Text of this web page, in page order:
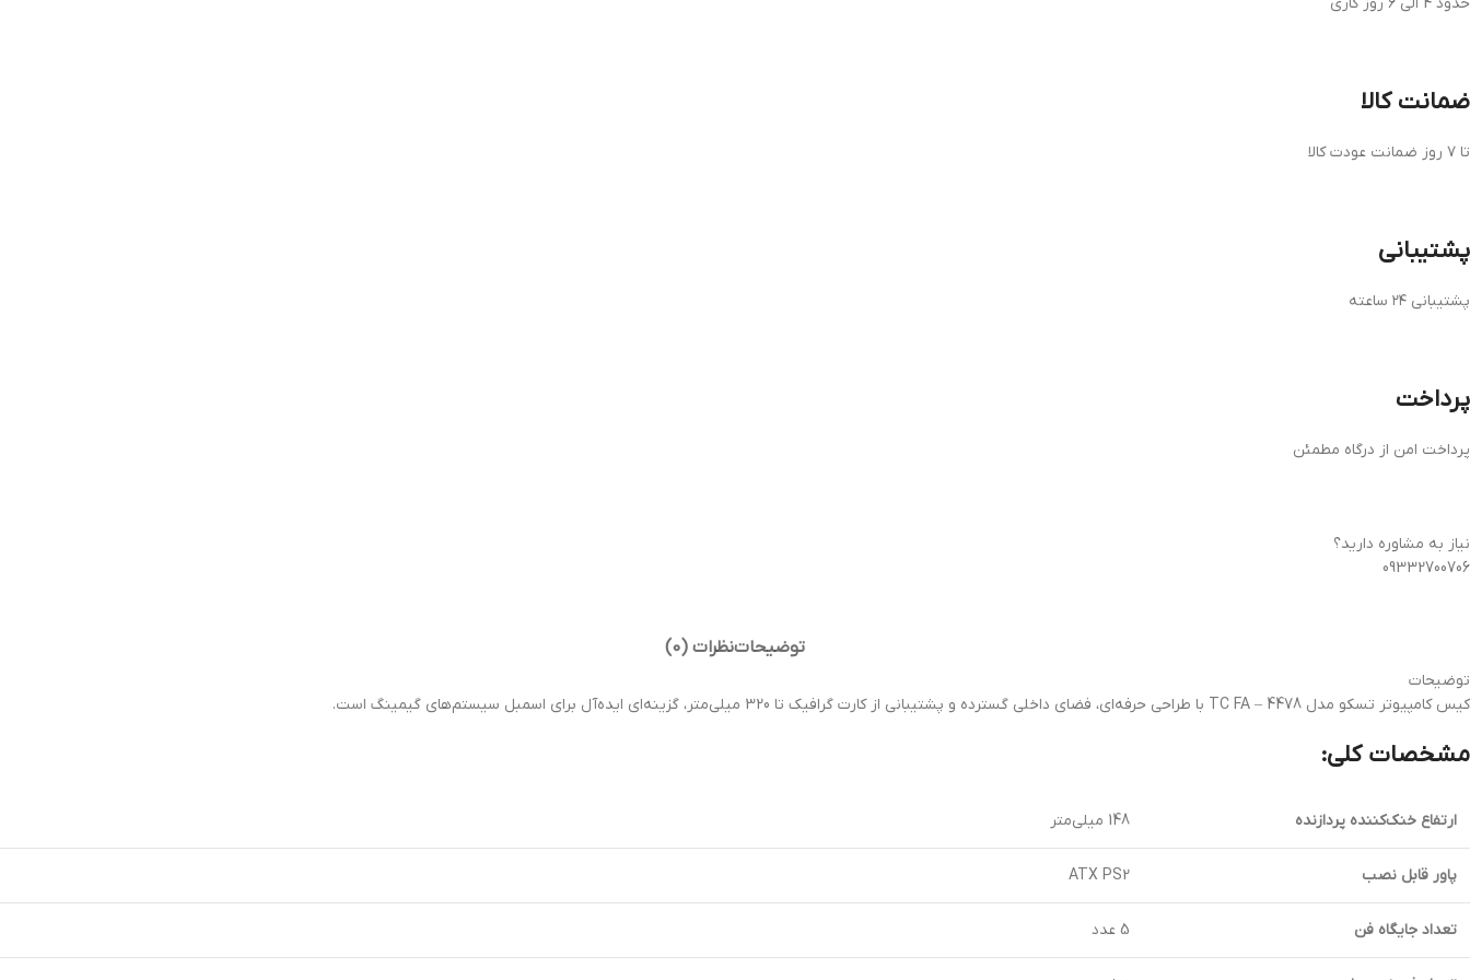
ضمانت کالا
تا ۷ روز ضمانت عودت کالا
پشتیبانی
پشتیبانی ۲۴ ساعته
پرداخت
پرداخت امن از درگاه مطمئن
نیاز به مشاوره دارید؟
09332700706
توضیحاتنظرات (0)
توضیحات
کیس کامپیوتر تسکو مدل TC FA – 4478 با طراحی حرفه‌ای، فضای داخلی گسترده و پشتیبانی از کارت گرافیک تا 320 میلی‌متر، گزینه‌ای ایده‌آل برای اسمبل سیستم‌های گیمینگ است.
مشخصات کلی:
ارتفاع خنک‌کننده پردازنده 148 میلی‌متر
پاور قابل نصب ATX PS2
تعداد جایگاه فن 5 عدد